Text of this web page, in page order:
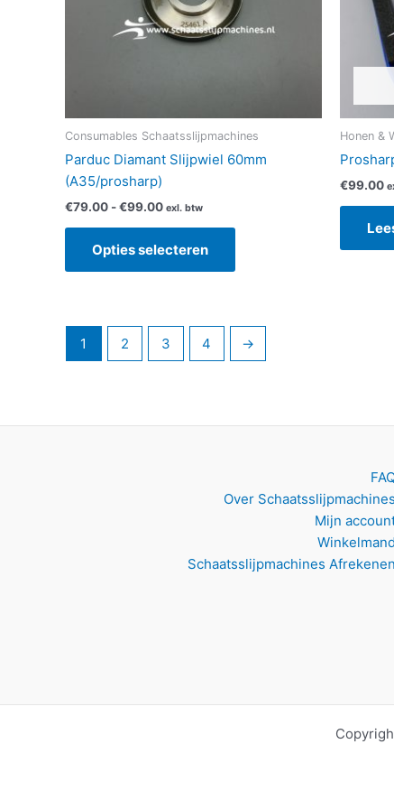
Consumables Schaatsslijpmachines
Parduc Diamant Slijpwiel 60mm
(A35/prosharp)
€79.00 -€99.00 exl. btw
Opties selecteren
kan
productpagina
Honen &
€99.00
1 2 3 4 →
Over Schaatsslijpmachines
Mijn
Winkelmand
Schaatsslijpmachines Afrekenen